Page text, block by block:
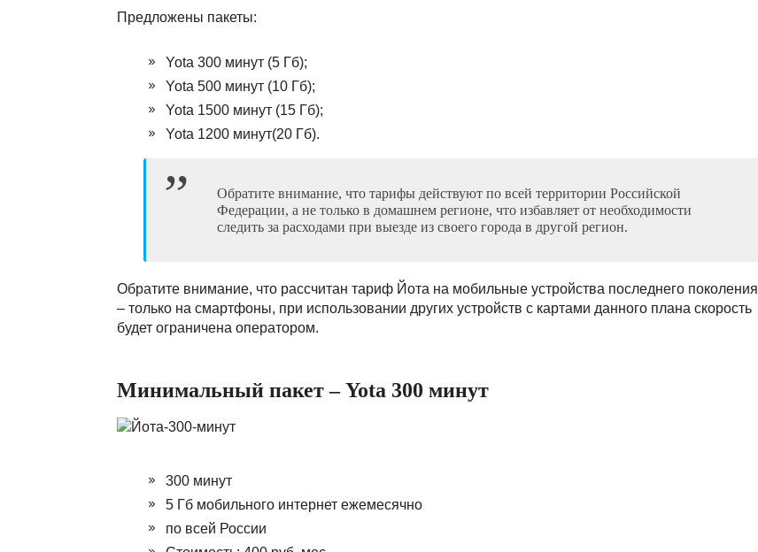
Предложены пакеты:
Yota 300 минут (5 Гб);
Yota 500 минут (10 Гб);
Yota 1500 минут (15 Гб);
Yota 1200 минут(20 Гб).
Обратите внимание, что тарифы действуют по всей территории Российской
Федерации, а не только в домашнем регионе, что избавляет от необходимости
следить за расходами при выезде из своего города в другой регион.
Обратите внимание, что рассчитан тариф Йота на мобильные устройства последнего поколения
– только на смартфоны, при использовании других устройств с картами данного плана скорость
будет ограничена оператором.
Минимальный пакет – Yota 300 минут
300 минут
5 Гб мобильного интернет ежемесячно
по всей России